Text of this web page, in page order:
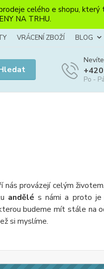
celého e shopu,
NA TRHU.
VRÁCENÍ ZBOŽÍ BLOG
Po -
nás provázejí celým
andělé s námi a proto je
budeme mít stále na
si myslíme.